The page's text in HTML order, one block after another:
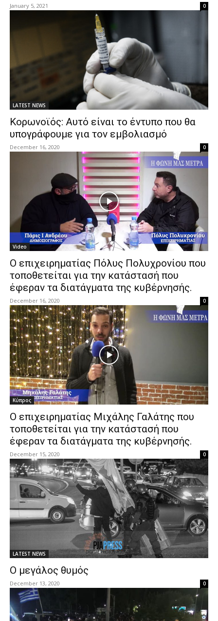
January 5, 2021 0
LATEST NEWS
Kορωνοϊός: Αυτό είναι το έντυπο που θα
υπογράφουμε για τον εμβολιασμό
December 16, 2020 0
Video
Ο επιχειρηματίας Πόλυς Πολυχρονίου που
τοποθετείται για την κατάστασή που
έφεραν τα διατάγματα της κυβέρνησής.
December 16, 2020 0
Κύπρος
Ο επιχειρηματίας Μιχάλης Γαλάτης που
τοποθετείται για την κατάστασή που
έφεραν τα διατάγματα της κυβέρνησής.
December 15, 2020 0
LATEST NEWS
Ο μεγάλος θυμός
December 13, 2020 0